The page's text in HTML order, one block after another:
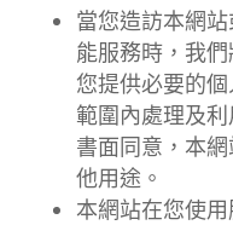
當您造訪本網
能服務時，我
您提供必要的
範圍內處理及
書面同意，本
他用途。
本網站在您使